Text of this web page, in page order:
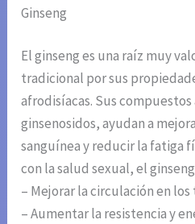
Ginseng
El ginseng es una raíz muy
tradicional por sus
afrodisíacas. Sus
ginsenosidos, ayudan a
sanguínea y reducir la fatiga
con la salud sexual, el
– Mejorar la circulación en
– Aumentar la resistencia y